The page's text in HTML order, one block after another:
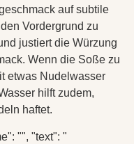
auf subtile
Vordergrund zu
justiert die Würzung
Wenn die Soße zu
etwas Nudelwasser
hilft zudem,
haftet.
"", "text": "